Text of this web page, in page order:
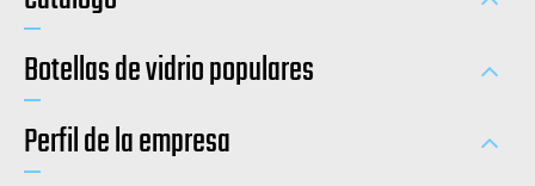
Botellas de vidrio populares
Perfil de la empresa